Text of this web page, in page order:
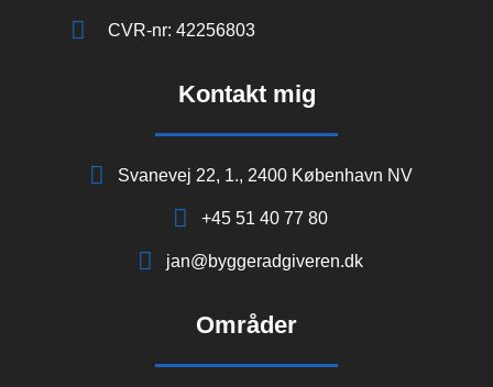
CVR-nr: 42256803
Kontakt mig
Svanevej 22, 1., 2400 København NV
+45 51 40 77 80
jan@byggeradgiveren.dk
Områder